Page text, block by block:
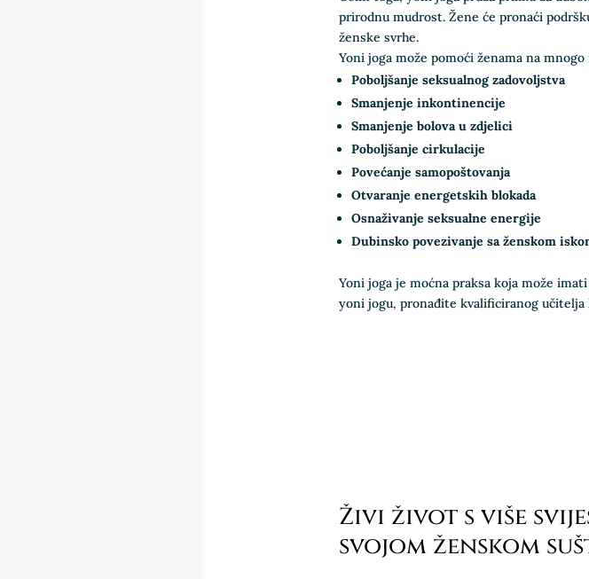
prirodnu mudrost. Žene će pronaći
ženske svrhe.
Yoni joga može pomoći ženama na
Poboljšanje seksualnog zadovoljstva
Smanjenje inkontinencije
Smanjenje bolova u zdjelici
Poboljšanje cirkulacije
Povećanje samopoštovanja
Otvaranje energetskih blokada
Osnaživanje seksualne energije
Dubinsko povezivanje sa ženskom
Yoni joga je moćna praksa koja može
yoni jogu, pronađite kvalificiranog učitelja
Živi život s više
svojom ženskom